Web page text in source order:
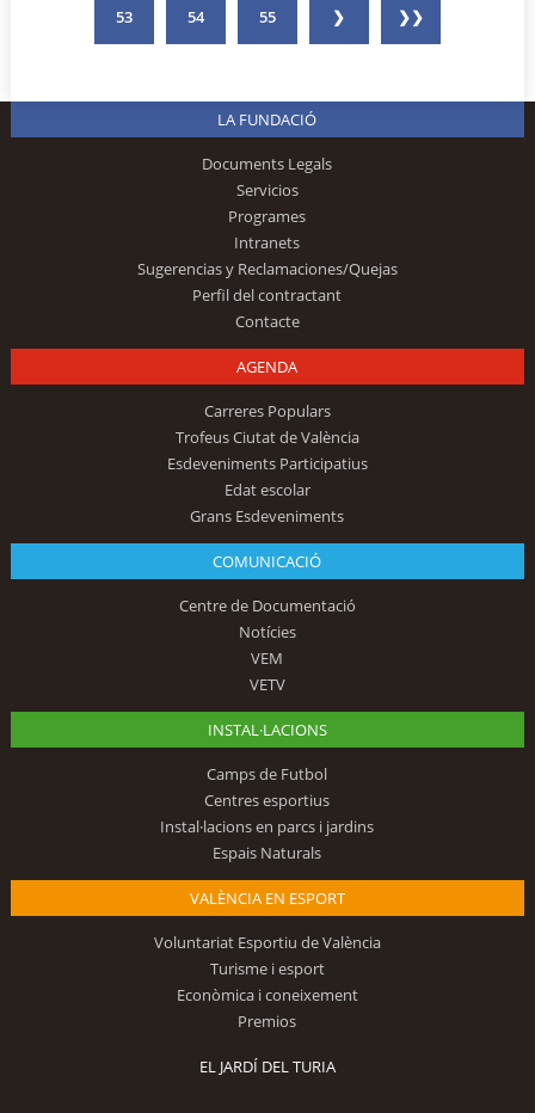
53 54 55 ❯ ❯❯
LA FUNDACIÓ
Documents Legals
Servicios
Programes
Intranets
Sugerencias y Reclamaciones/Quejas
Perfil del contractant
Contacte
AGENDA
Carreres Populars
Trofeus Ciutat de València
Esdeveniments Participatius
Edat escolar
Grans Esdeveniments
COMUNICACIÓ
Centre de Documentació
Notícies
VEM
VETV
INSTAL·LACIONS
Camps de Futbol
Centres esportius
Instal·lacions en parcs i jardins
Espais Naturals
VALÈNCIA EN ESPORT
Voluntariat Esportiu de València
Turisme i esport
Econòmica i coneixement
Premios
EL JARDÍ DEL TURIA